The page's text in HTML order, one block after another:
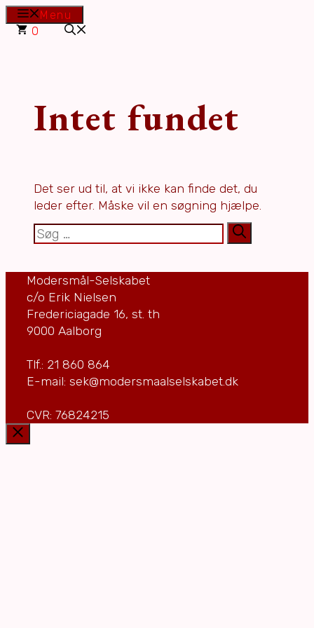
Hop
Menu
0
Intet fundet
Det ser ud til, at vi ikke kan finde det, du
leder efter. Måske vil en søgning hjælpe.
Søg
efter:
Modersmål-Selskabet
c/o Erik Nielsen
Fredericiagade 16, st. th
9000 Aalborg
Tlf.: 21 860 864
E-mail: sek@modersmaalselskabet.dk
CVR: 76824215
Luk